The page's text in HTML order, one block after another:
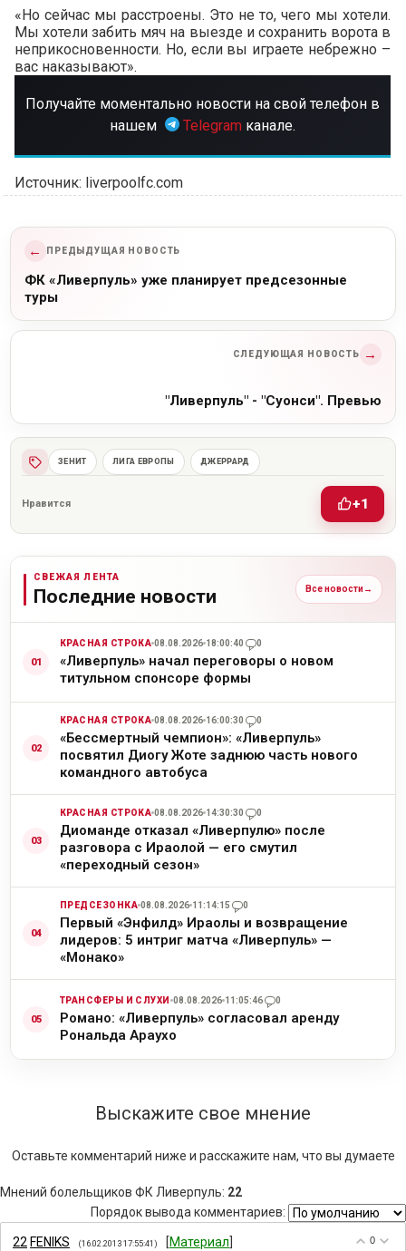
«Но сейчас мы расстроены. Это не то, чего мы хотели.
Мы хотели забить мяч на выезде и сохранить ворота в
неприкосновенности. Но, если вы играете небрежно –
вас наказывают».
Получайте моментально новости на свой телефон в
нашем
Telegram канале.
Источник: liverpoolfc.com
← ПРЕДЫДУЩАЯ НОВОСТЬ
ФК «Ливерпуль» уже планирует предсезонные
туры
СЛЕДУЮЩАЯ НОВОСТЬ →
"Ливерпуль" - "Суонси". Превью
ЗЕНИТ ЛИГА ЕВРОПЫ ДЖЕРРАРД
Нравится +1
СВЕЖАЯ ЛЕНТА
Последние новости Все новости→
КРАСНАЯ СТРОКА 08.08.2026 18:00:40 0
«Ливерпуль» начал переговоры о новом
титульном спонсоре формы
КРАСНАЯ СТРОКА 08.08.2026 16:00:30 0
«Бессмертный чемпион»: «Ливерпуль»
посвятил Диогу Жоте заднюю часть нового
командного автобуса
КРАСНАЯ СТРОКА 08.08.2026 14:30:30 0
Диоманде отказал «Ливерпулю» после
разговора с Ираолой — его смутил
«переходный сезон»
ПРЕДСЕЗОНКА 08.08.2026 11:14:15 0
Первый «Энфилд» Ираолы и возвращение
лидеров: 5 интриг матча «Ливерпуль» —
«Монако»
ТРАНСФЕРЫ И СЛУХИ 08.08.2026 11:05:46 0
Романо: «Ливерпуль» согласовал аренду
Рональда Араухо
Выскажите свое мнение
Оставьте комментарий ниже и расскажите нам, что вы думаете
Мнений болельщиков ФК Ливерпуль: 22
Порядок вывода комментариев:
0
22 FENIKS (16.02.2013 17:55:41) [Материал